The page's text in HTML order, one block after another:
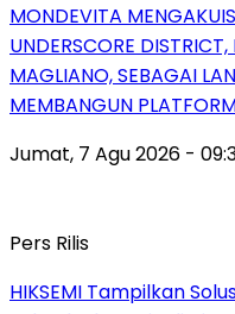
MONDEVITA
UNDERSCORE
MAGLIANO, SEBAGAI
MEMBANGUN
Jumat, 7 Agu 2026 -
Pers Rilis
HIKSEMI Tampilkan